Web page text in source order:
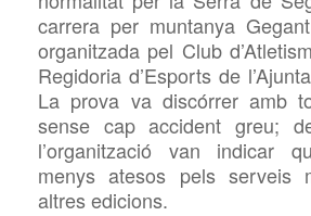
carrera per muntanya
organitzada pel Club
Regidoria d’Esports de
La prova va discórrer amb
sense cap accident greu;
l’organització van indicar
menys atesos pels serveis
altres edicions.